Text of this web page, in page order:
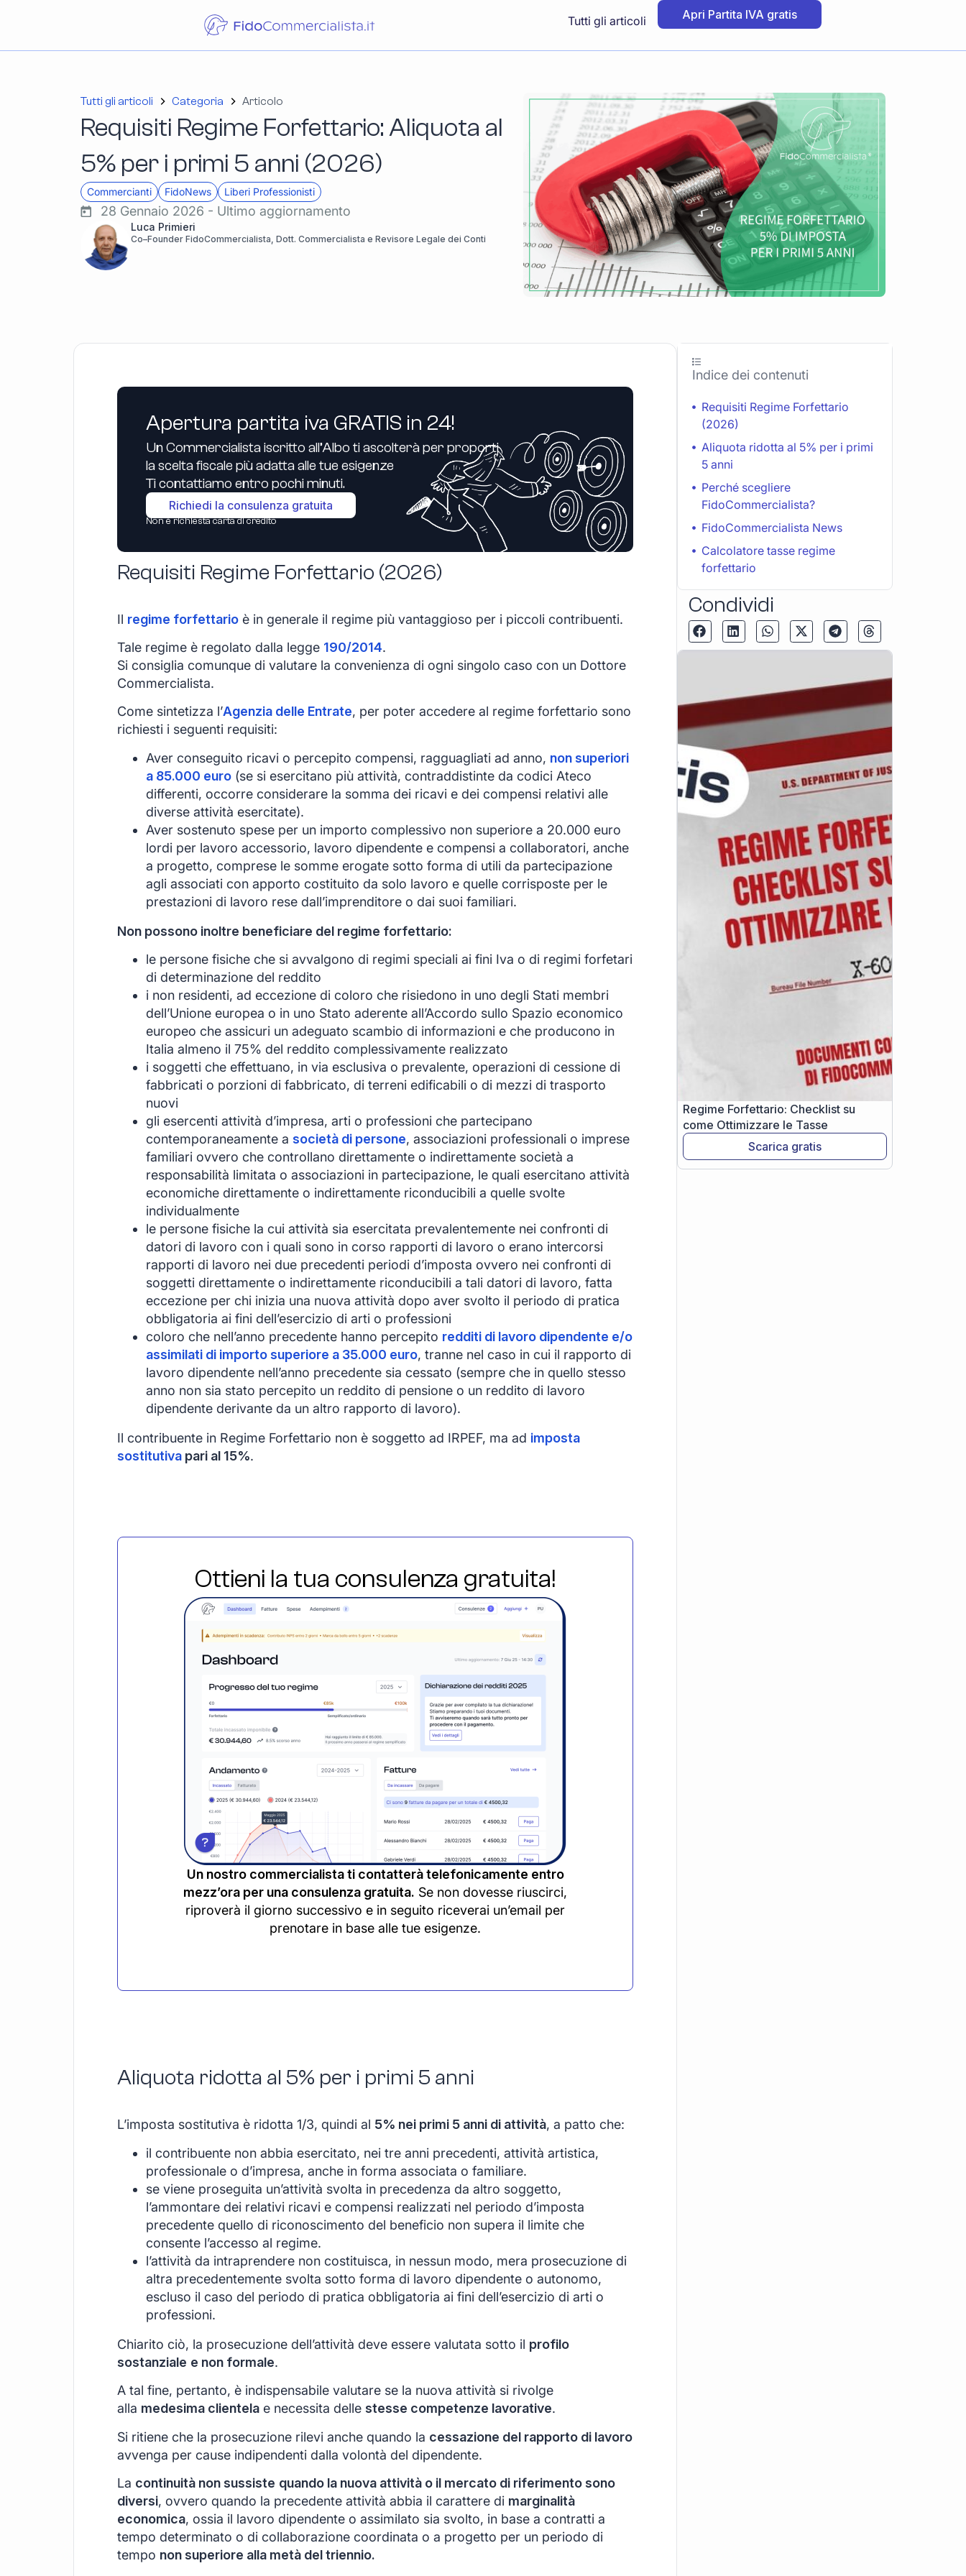
Tutti gli articoli Apri Partita IVA gratis
Tutti gli articoli Categoria Articolo
Requisiti Regime Forfettario: Aliquota al
5% per i primi 5 anni (2026)
Commercianti FidoNews Liberi Professionisti
28 Gennaio 2026 - Ultimo aggiornamento
Luca Primieri
Co–Founder FidoCommercialista, Dott. Commercialista e Revisore Legale dei Conti
Apertura partita iva GRATIS in 24!
Un Commercialista iscritto all’Albo ti ascolterà per proporti
la scelta fiscale più adatta alle tue esigenze
Ti contattiamo entro pochi minuti.
Richiedi la consulenza gratuita
Non è richiesta carta di credito
Requisiti Regime Forfettario (2026)
Il regime forfettario è in generale il regime più vantaggioso per i piccoli contribuenti.
Tale regime è regolato dalla legge 190/2014.
Si consiglia comunque di valutare la convenienza di ogni singolo caso con un Dottore
Commercialista.
Come sintetizza l’Agenzia delle Entrate, per poter accedere al regime forfettario sono
richiesti i seguenti requisiti:
Aver conseguito ricavi o percepito compensi, ragguagliati ad anno, non superiori
a 85.000 euro (se si esercitano più attività, contraddistinte da codici Ateco
differenti, occorre considerare la somma dei ricavi e dei compensi relativi alle
diverse attività esercitate).
Aver sostenuto spese per un importo complessivo non superiore a 20.000 euro
lordi per lavoro accessorio, lavoro dipendente e compensi a collaboratori, anche
a progetto, comprese le somme erogate sotto forma di utili da partecipazione
agli associati con apporto costituito da solo lavoro e quelle corrisposte per le
prestazioni di lavoro rese dall’imprenditore o dai suoi familiari.
Non possono inoltre beneficiare del regime forfettario:
le persone fisiche che si avvalgono di regimi speciali ai fini Iva o di regimi forfetari
di determinazione del reddito
i non residenti, ad eccezione di coloro che risiedono in uno degli Stati membri
dell’Unione europea o in uno Stato aderente all’Accordo sullo Spazio economico
europeo che assicuri un adeguato scambio di informazioni e che producono in
Italia almeno il 75% del reddito complessivamente realizzato
i soggetti che effettuano, in via esclusiva o prevalente, operazioni di cessione di
fabbricati o porzioni di fabbricato, di terreni edificabili o di mezzi di trasporto
nuovi
gli esercenti attività d’impresa, arti o professioni che partecipano
contemporaneamente a società di persone, associazioni professionali o imprese
familiari ovvero che controllano direttamente o indirettamente società a
responsabilità limitata o associazioni in partecipazione, le quali esercitano attività
economiche direttamente o indirettamente riconducibili a quelle svolte
individualmente
le persone fisiche la cui attività sia esercitata prevalentemente nei confronti di
datori di lavoro con i quali sono in corso rapporti di lavoro o erano intercorsi
rapporti di lavoro nei due precedenti periodi d’imposta ovvero nei confronti di
soggetti direttamente o indirettamente riconducibili a tali datori di lavoro, fatta
eccezione per chi inizia una nuova attività dopo aver svolto il periodo di pratica
obbligatoria ai fini dell’esercizio di arti o professioni
coloro che nell’anno precedente hanno percepito redditi di lavoro dipendente e/o
assimilati di importo superiore a 35.000 euro, tranne nel caso in cui il rapporto di
lavoro dipendente nell’anno precedente sia cessato (sempre che in quello stesso
anno non sia stato percepito un reddito di pensione o un reddito di lavoro
dipendente derivante da un altro rapporto di lavoro).
Il contribuente in Regime Forfettario non è soggetto ad IRPEF, ma ad imposta
sostitutiva pari al 15%.
Ottieni la tua consulenza gratuita!
Un nostro commercialista ti contatterà telefonicamente entro
mezz’ora per una consulenza gratuita. Se non dovesse riuscirci,
riproverà il giorno successivo e in seguito riceverai un’email per
prenotare in base alle tue esigenze.
Aliquota ridotta al 5% per i primi 5 anni
L’imposta sostitutiva è ridotta 1/3, quindi al 5% nei primi 5 anni di attività, a patto che:
il contribuente non abbia esercitato, nei tre anni precedenti, attività artistica,
professionale o d’impresa, anche in forma associata o familiare.
se viene proseguita un’attività svolta in precedenza da altro soggetto,
l’ammontare dei relativi ricavi e compensi realizzati nel periodo d’imposta
precedente quello di riconoscimento del beneficio non supera il limite che
consente l’accesso al regime.
l’attività da intraprendere non costituisca, in nessun modo, mera prosecuzione di
altra precedentemente svolta sotto forma di lavoro dipendente o autonomo,
escluso il caso del periodo di pratica obbligatoria ai fini dell’esercizio di arti o
professioni.
Chiarito ciò, la prosecuzione dell’attività deve essere valutata sotto il profilo
sostanziale e non formale.
A tal fine, pertanto, è indispensabile valutare se la nuova attività si rivolge
alla medesima clientela e necessita delle stesse competenze lavorative.
Si ritiene che la prosecuzione rilevi anche quando la cessazione del rapporto di lavoro
avvenga per cause indipendenti dalla volontà del dipendente.
La continuità non sussiste quando la nuova attività o il mercato di riferimento sono
diversi, ovvero quando la precedente attività abbia il carattere di marginalità
economica, ossia il lavoro dipendente o assimilato sia svolto, in base a contratti a
tempo determinato o di collaborazione coordinata o a progetto per un periodo di
tempo non superiore alla metà del triennio.
Indice dei contenuti
Requisiti Regime Forfettario
(2026)
Aliquota ridotta al 5% per i primi
5 anni
Perché scegliere
FidoCommercialista?
FidoCommercialista News
Calcolatore tasse regime
forfettario
Condividi
Regime Forfettario: Checklist su
come Ottimizzare le Tasse
Scarica gratis